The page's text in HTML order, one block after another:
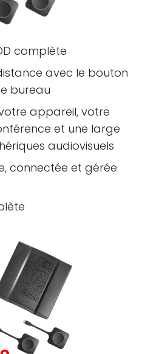
complète
avec le bouton
bureau
appareil, votre
et une large
audiovisuels
connectée et gérée